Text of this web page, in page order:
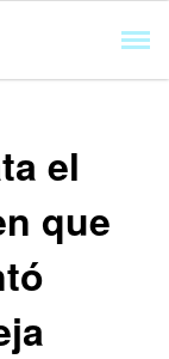
el
que